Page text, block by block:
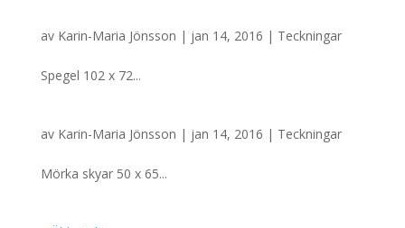
av Karin-Maria Jönsson | jan 14, 2016 | Teckningar
Spegel 102 x 72...
av Karin-Maria Jönsson | jan 14, 2016 | Teckningar
Mörka skyar 50 x 65...